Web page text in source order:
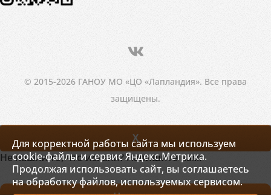
© 2015-2026 ГАНОУ МО «ЦО «Лапландия». Все права
защищены.
Для корректной работы сайта мы используем
cookie-файлы и сервис Яндекс.Метрика.
Продолжая использовать сайт, вы соглашаетесь
на обработку файлов, используемых сервисом.
X
Не нашли то, что искали? Напишите нам!